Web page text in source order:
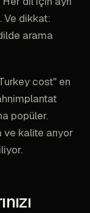
Ve dikkat:
arama
cost" en
popüler.
kalite arıyor